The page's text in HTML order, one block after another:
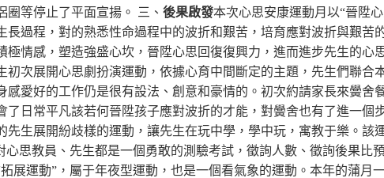
圈等停止了平面宣揚。
三、 後果啟發本次心思安康運動月以“晉陞
過程，對的熟悉性命過程中的波折和艱苦，培育應對波折與艱苦
情感，塑造強盛心坎，晉陞心思回復復興力，進而進步先生的心
次展開心思劇扮演運動，依據心育中間斷定的主題，先生們聯合
愛好的工作仍是很有設法、創意和豪情的。初次約請家長來黌舍
日常平凡該若何晉陞孩子應對波折的才能，對黌舍也有了進一個
生展開紛歧樣的運動，讓先生在玩中學，學中玩，寓教于樂。該
思教員、先生都是一個勇敢的測驗考試，徵詢人數、徵詢後果比
展運動”，屬于年夜型運動，也是一個看氣象的運動。本年的蒲月